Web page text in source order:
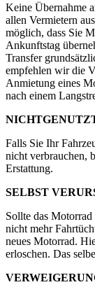
Keine Übernahme
allen Vermietern
möglich, dass Sie
Ankunftstag
Transfer
empfehlen wir die
Anmietung eines
nach einem
Falls Sie Ihr
nicht verbrauchen,
Erstattung.
SELBST
Sollte das
nicht mehr
neues Motorrad.
erloschen. Das